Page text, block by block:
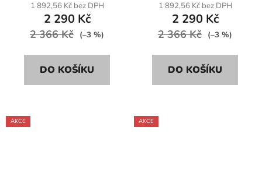
1 892,56 Kč bez DPH
2 290 Kč
2 366 Kč (–3 %)
DO KOŠÍKU
1 892,56 Kč bez DPH
2 290 Kč
2 366 Kč (–3 %)
DO KOŠÍKU
AKCE AKCE